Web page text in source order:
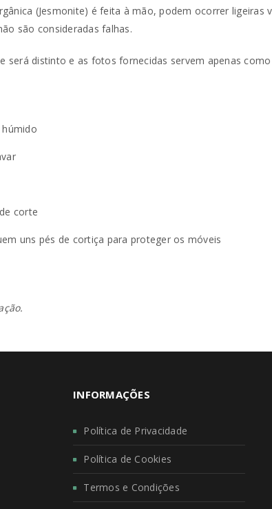
(Jesmonite) é feita à mão, podem ocorrer
são consideradas falhas.
será distinto e as fotos fornecidas servem apenas
corte
uns pés de cortiça para proteger os móveis
INFORMAÇÕES
Política de Privacidade
Política de Cookies
Termos e Condições